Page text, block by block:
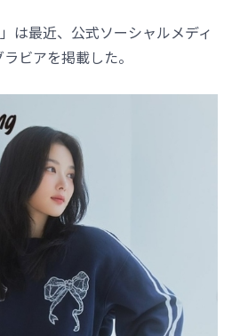
は最近、公式ソーシャルメディ
ビアを掲載した。